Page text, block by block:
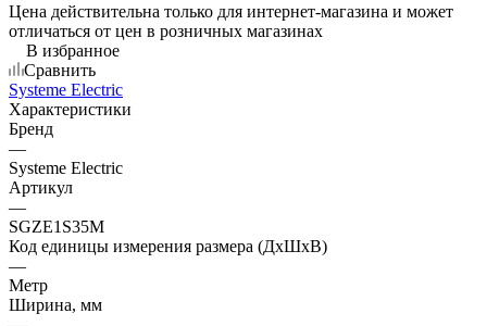
Цена действительна только для интернет-магазина и может
отличаться от цен в розничных магазинах
В избранное
Сравнить
Systeme Electric
Характеристики
Бренд
—
Systeme Electric
Артикул
—
SGZE1S35M
Код единицы измерения размера (ДхШхВ)
—
Метр
Ширина, мм